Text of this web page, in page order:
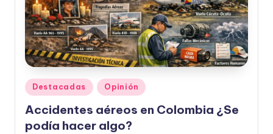
Publicado
en
Destacadas Opinión
Accidentes aéreos en Colombia ¿Se
podía hacer algo?